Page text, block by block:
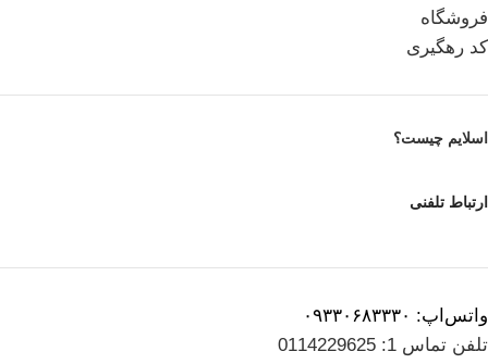
فروشگاه
کد رهگیری
اسلایم چیست؟
ارتباط تلفنی
واتس‌اپ: ۰۹۳۳۰۶۸۳۳۳۰
تلفن تماس 1: 0114229625